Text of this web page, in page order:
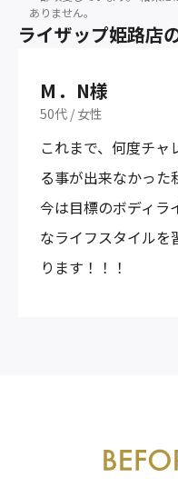
ありません。
ライザップ姫路店
M．N様
50代 / 女性
これまで、何度チャ
る事が出来なかった
今は目標のボディラ
なライフスタイルを
ります！！！